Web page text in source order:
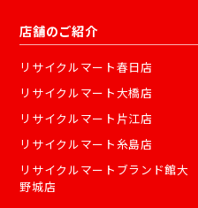
店舗のご紹介
リサイクルマート春日店
リサイクルマート大橋店
リサイクルマート片江店
リサイクルマート糸島店
リサイクルマートブランド館大
野城店